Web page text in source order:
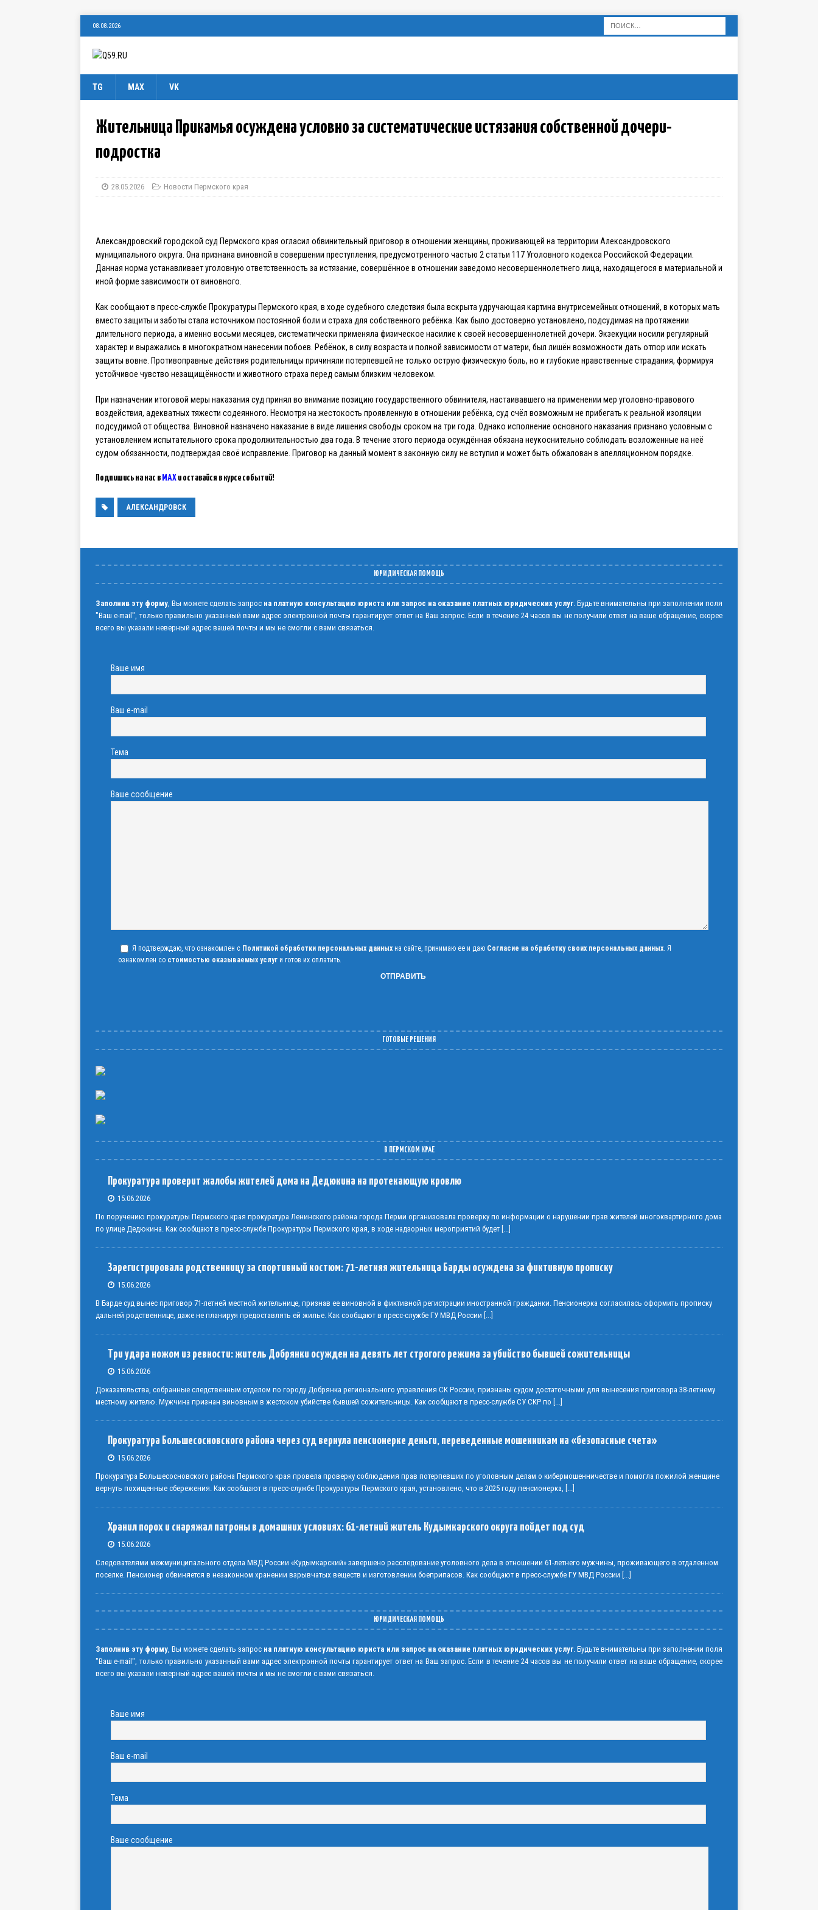
08.08.2026
TG MAX VK
Жительница Прикамья осуждена условно за систематические истязания собственной дочери-
подростка
28.05.2026 Новости Пермского края
Александровский городской суд Пермского края огласил обвинительный приговор в отношении женщины, проживающей на территории Александровского
муниципального округа. Она признана виновной в совершении преступления, предусмотренного частью 2 статьи 117 Уголовного кодекса Российской Федерации.
Данная норма устанавливает уголовную ответственность за истязание, совершённое в отношении заведомо несовершеннолетнего лица, находящегося в материальной и
иной форме зависимости от виновного.
Как сообщают в пресс-службе Прокуратуры Пермского края, в ходе судебного следствия была вскрыта удручающая картина внутрисемейных отношений, в которых мать
вместо защиты и заботы стала источником постоянной боли и страха для собственного ребёнка. Как было достоверно установлено, подсудимая на протяжении
длительного периода, а именно восьми месяцев, систематически применяла физическое насилие к своей несовершеннолетней дочери. Экзекуции носили регулярный
характер и выражались в многократном нанесении побоев. Ребёнок, в силу возраста и полной зависимости от матери, был лишён возможности дать отпор или искать
защиты вовне. Противоправные действия родительницы причиняли потерпевшей не только острую физическую боль, но и глубокие нравственные страдания, формируя
устойчивое чувство незащищённости и животного страха перед самым близким человеком.
При назначении итоговой меры наказания суд принял во внимание позицию государственного обвинителя, настаивавшего на применении мер уголовно-правового
воздействия, адекватных тяжести содеянного. Несмотря на жестокость проявленную в отношении ребёнка, суд счёл возможным не прибегать к реальной изоляции
подсудимой от общества. Виновной назначено наказание в виде лишения свободы сроком на три года. Однако исполнение основного наказания признано условным с
установлением испытательного срока продолжительностью два года. В течение этого периода осуждённая обязана неукоснительно соблюдать возложенные на неё
судом обязанности, подтверждая своё исправление. Приговор на данный момент в законную силу не вступил и может быть обжалован в апелляционном порядке.
Подпишись на нас в MAX и оставайся в курсе событий!
АЛЕКСАНДРОВСК
ЮРИДИЧЕСКАЯ ПОМОЩЬ
Заполнив эту форму, Вы можете сделать запрос на платную консультацию юриста или запрос на оказание платных юридических услуг. Будьте внимательны при заполнении поля
"Ваш e-mail", только правильно указанный вами адрес электронной почты гарантирует ответ на Ваш запрос. Если в течение 24 часов вы не получили ответ на ваше обращение, скорее
всего вы указали неверный адрес вашей почты и мы не смогли с вами связаться.
Ваше имя
Ваш e-mail
Тема
Ваше сообщение
Я подтверждаю, что ознакомлен с Политикой обработки персональных данных на сайте, принимаю ее и даю Согласие на обработку своих персональных данных. Я
ознакомлен со стоимостью оказываемых услуг и готов их оплатить.
ГОТОВЫЕ РЕШЕНИЯ
В ПЕРМСКОМ КРАЕ
Прокуратура проверит жалобы жителей дома на Дедюкина на протекающую кровлю
15.06.2026
По поручению прокуратуры Пермского края прокуратура Ленинского района города Перми организовала проверку по информации о нарушении прав жителей многоквартирного дома
по улице Дедюкина. Как сообщают в пресс-службе Прокуратуры Пермского края, в ходе надзорных мероприятий будет [...]
Зарегистрировала родственницу за спортивный костюм: 71-летняя жительница Барды осуждена за фиктивную прописку
15.06.2026
В Барде суд вынес приговор 71-летней местной жительнице, признав ее виновной в фиктивной регистрации иностранной гражданки. Пенсионерка согласилась оформить прописку
дальней родственнице, даже не планируя предоставлять ей жилье. Как сообщают в пресс-службе ГУ МВД России [...]
Три удара ножом из ревности: житель Добрянки осужден на девять лет строгого режима за убийство бывшей сожительницы
15.06.2026
Доказательства, собранные следственным отделом по городу Добрянка регионального управления СК России, признаны судом достаточными для вынесения приговора 38-летнему
местному жителю. Мужчина признан виновным в жестоком убийстве бывшей сожительницы. Как сообщают в пресс-службе СУ СКР по [...]
Прокуратура Большесосновского района через суд вернула пенсионерке деньги, переведенные мошенникам на «безопасные счета»
15.06.2026
Прокуратура Большесосновского района Пермского края провела проверку соблюдения прав потерпевших по уголовным делам о кибермошенничестве и помогла пожилой женщине
вернуть похищенные сбережения. Как сообщают в пресс-службе Прокуратуры Пермского края, установлено, что в 2025 году пенсионерка, [...]
Хранил порох и снаряжал патроны в домашних условиях: 61-летний житель Кудымкарского округа пойдет под суд
15.06.2026
Следователями межмуниципального отдела МВД России «Кудымкарский» завершено расследование уголовного дела в отношении 61-летнего мужчины, проживающего в отдаленном
поселке. Пенсионер обвиняется в незаконном хранении взрывчатых веществ и изготовлении боеприпасов. Как сообщают в пресс-службе ГУ МВД России [...]
ЮРИДИЧЕСКАЯ ПОМОЩЬ
Заполнив эту форму, Вы можете сделать запрос на платную консультацию юриста или запрос на оказание платных юридических услуг. Будьте внимательны при заполнении поля
"Ваш e-mail", только правильно указанный вами адрес электронной почты гарантирует ответ на Ваш запрос. Если в течение 24 часов вы не получили ответ на ваше обращение, скорее
всего вы указали неверный адрес вашей почты и мы не смогли с вами связаться.
Ваше имя
Ваш e-mail
Тема
Ваше сообщение